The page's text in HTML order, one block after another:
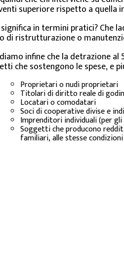
superiore rispetto a quella
in termini pratici? Che
di ristrutturazione o
infine che la detrazione
che sostengono le spese, e
Proprietari o nudi proprietari
Titolari di diritto reale di
Locatari o comodatari
Soci di cooperative divise e
Imprenditori individuali (per
Soggetti che producono
familiari, alle stesse